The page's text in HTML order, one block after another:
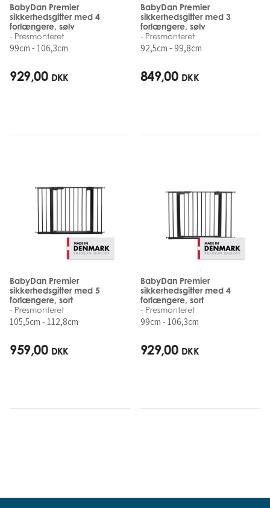
BabyDan Premier
sikkerhedsgitter med 4
forlængere, sølv
- Presmonteret
99cm - 106,3cm
929,00 DKK
BabyDan Premier
sikkerhedsgitter med 3
forlængere, sølv
- Presmonteret
92,5cm - 99,8cm
849,00 DKK
BabyDan Premier
sikkerhedsgitter med 5
forlængere, sort
- Presmonteret
105,5cm - 112,8cm
959,00 DKK
BabyDan Premier
sikkerhedsgitter med 4
forlængere, sort
- Presmonteret
99cm - 106,3cm
929,00 DKK